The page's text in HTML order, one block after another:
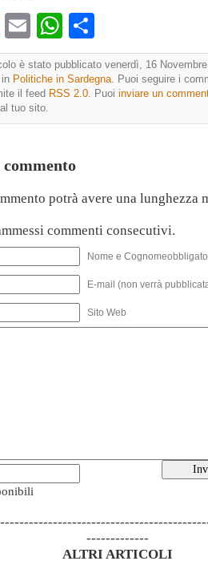
TwitterEmailWhatsApp
è stato pubblicato venerdì, 16
Politiche in Sardegna . Puoi seguire i
il feed RSS 2.0 . Puoi inviare un
tuo sito.
potrà avere una lunghezza
commenti consecutivi.
Nome e
E-mail (non verrà
Sito Web
-------------
ALTRI ARTICOLI